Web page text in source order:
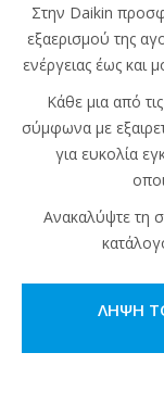
Στην Daikin
εξαερισμού της
ενέργειας έως και
Κάθε μια από
σύμφωνα με
για ευκολία
Ανακαλύψτε τη
ΛΉΨΗ